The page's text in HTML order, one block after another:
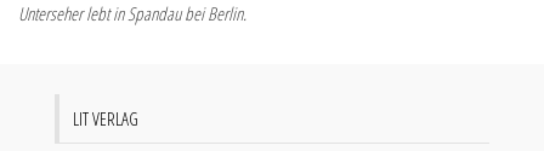
Unterseher lebt in Spandau bei Berlin.
LIT VERLAG